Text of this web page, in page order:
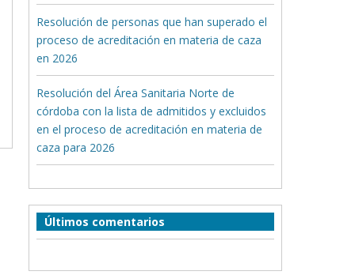
Resolución de personas que han superado el
proceso de acreditación en materia de caza
en 2026
Resolución del Área Sanitaria Norte de
córdoba con la lista de admitidos y excluidos
en el proceso de acreditación en materia de
caza para 2026
Últimos comentarios